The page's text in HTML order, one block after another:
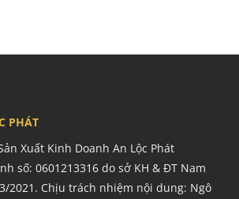
PHÁT
Xuất Kinh Doanh An Lộc Phát
số: 0601213316 do sở KH & ĐT Nam
2021. Chịu trách nhiệm nội dung: Ngô